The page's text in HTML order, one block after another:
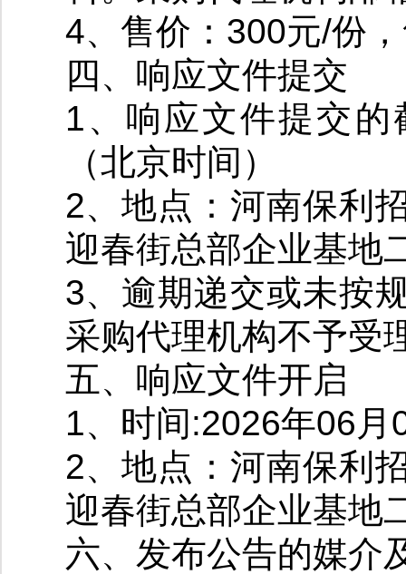
4、售价：300元/份
四、响应文件提交
1、响应文件提交
（北京时间）
2、地点：河南保利
迎春街总部企业基地
3、逾期递交或未按
采购代理机构不予受
五、响应文件开启
1、时间:2026年06
2、地点：河南保利
迎春街总部企业基地
六、发布公告的媒介